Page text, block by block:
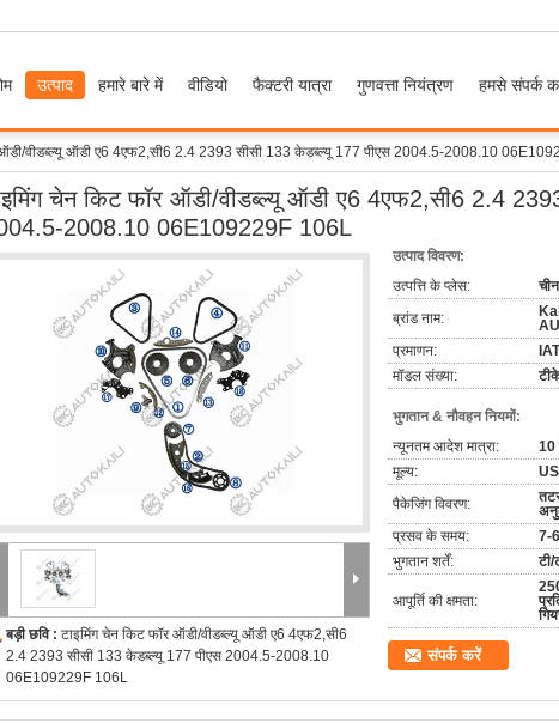
उत्पाद हमारे बारे में वीडियो फैक्टरी यात्रा गुणवत्ता नियंत्रण हमसे संपर्क
ऑडी/वीडब्ल्यू ऑडी ए6 4एफ2,सी6 2.4 2393 सीसी 133 केडब्ल्यू 177 पीएस 2004.5-2008.10
चेन किट फॉर ऑडी/वीडब्ल्यू ऑडी ए6 4एफ2,सी6 2.4
2008.10 06E109229F 106L
बड़ी छवि : टाइमिंग चेन किट फॉर ऑडी/वीडब्ल्यू ऑडी ए6 4एफ2,सी6
2.4 2393 सीसी 133 केडब्ल्यू 177 पीएस 2004.5-2008.10
06E109229F 106L
उत्पाद विवरण:
उत्पत्ति के प्लेस:
चीन
ब्रांड नाम:
प्रमाणन:
मॉडल संख्या:
भुगतान & नौवहन नियमों:
न्यूनतम आदेश मात्रा:
10
मूल्य:
पैकेजिंग विवरण:
प्रसव के समय:
7-
भुगतान शर्तें:
टी/
आपूर्ति की क्षमता:
संपर्क करें